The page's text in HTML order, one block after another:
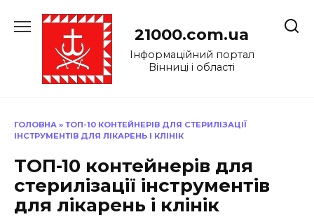
до
21000.com.ua
Інформаційний портал
Вінниці і області
ГОЛОВНА » ТОП-10 КОНТЕЙНЕРІВ ДЛЯ СТЕРИЛІЗАЦІЇ
ІНСТРУМЕНТІВ ДЛЯ ЛІКАРЕНЬ І КЛІНІК
ТОП-10 контейнерів для
стерилізації інструментів
для лікарень і клінік